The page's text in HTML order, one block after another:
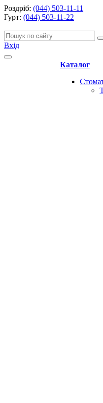
Роздріб: (044) 503-11-11
Гурт: (044) 503-11-22
Вхід
Каталог